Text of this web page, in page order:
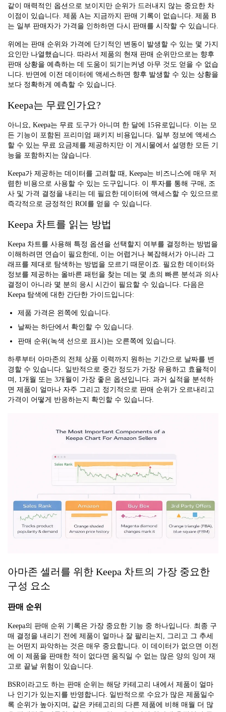
같이 매력적인 옵션으로 보이지만 순위가 드러내지 않는 중요한 차
이점이 있습니다. 제품 A는 지금까지 판매 기록이 없습니다. 제품 B
는 일부 판매자가 가격을 인하하면 다시 판매를 시작할 수 있습니다.
위에는 판매 순위와 가격에 단기적인 변동이 발생할 수 있는 몇 가지
요인만 나열했습니다. 따라서 제품의 현재 판매 순위만으로는 향후
판매 상황을 예측하는 데 도움이 되기는커녕 아무 것도 얻을 수 없습
니다. 반면에 이전 데이터에 액세스하면 향후 발생할 수 있는 상황을
보다 정확하게 예측할 수 있습니다.
Keepa는 무료인가요?
아니요, Keepa는 무료 도구가 아니며 한 달에 15유로입니다. 이는 모
든 기능이 포함된 프리미엄 패키지 비용입니다. 일부 정보에 액세스
할 수 있는 무료 요금제를 제공하지만 이 게시물에서 설명한 모든 기
능을 포함하지는 않습니다.
Keepa가 제공하는 데이터를 고려할 때, Keepa는 비즈니스에 매우 저
렴한 비용으로 사용할 수 있는 도구입니다. 이 투자를 통해 구매, 조
사 및 가격 결정을 내리는 데 필요한 데이터에 액세스할 수 있으므로
즉각적으로 긍정적인 ROI를 얻을 수 있습니다.
Keepa 차트를 읽는 방법
Keepa 차트를 사용해 특정 옵션을 선택할지 여부를 결정하는 방법을
이해하려면 연습이 필요한데, 이는 어렵거나 복잡해서가 아니라 그
래프를 제대로 탐색하는 방법을 모르기 때문이죠. 필요한 데이터와
정보를 제공하는 올바른 패턴을 찾는 데는 몇 초의 빠른 분석과 의사
결정이 아니라 몇 분의 응시 시간이 필요할 수 있습니다. 다음은
Keepa 탐색에 대한 간단한 가이드입니다:
제품 가격은 왼쪽에 있습니다.
날짜는 하단에서 확인할 수 있습니다.
판매 순위(녹색 선으로 표시)는 오른쪽에 있습니다.
하루부터 아마존의 전체 상품 이력까지 원하는 기간으로 날짜를 변
경할 수 있습니다. 일반적으로 중간 정도가 가장 유용하고 효율적이
며, 1개월 또는 3개월이 가장 좋은 옵션입니다. 과거 실적을 분석하
면 제품이 얼마나 자주 그리고 정기적으로 판매 순위가 오르내리고
가격이 어떻게 반응하는지 확인할 수 있습니다.
아마존 셀러를 위한 Keepa 차트의 가장 중요한
구성 요소
판매 순위
Keepa의 판매 순위 기록은 가장 중요한 기능 중 하나입니다. 최종 구
매 결정을 내리기 전에 제품이 얼마나 잘 팔리는지, 그리고 그 추세
는 어떤지 파악하는 것은 매우 중요합니다. 이 데이터가 없으면 이전
에 이 제품을 판매한 적이 없다면 움직일 수 없는 많은 양의 잉여 재
고로 끝날 위험이 있습니다.
BSR이라고도 하는 판매 순위는 해당 카테고리 내에서 제품이 얼마
나 인기가 있는지를 반영합니다. 일반적으로 수요가 많은 제품일수
록 순위가 높아지며, 같은 카테고리의 다른 제품에 비해 매월 더 많